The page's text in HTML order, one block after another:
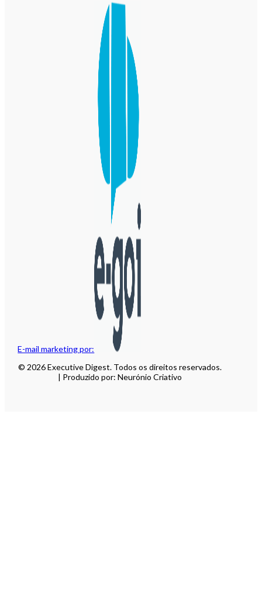
E-mail marketing por:
© 2026 Executive Digest. Todos os direitos reservados.
| Produzido por: Neurónio Criativo